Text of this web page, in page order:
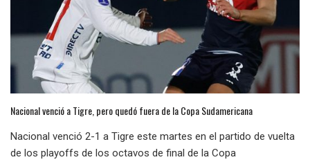
Nacional venció a Tigre, pero quedó fuera de la Copa Sudamericana
Nacional venció 2-1 a Tigre este martes en el partido de vuelta
de los playoffs de los octavos de final de la Copa